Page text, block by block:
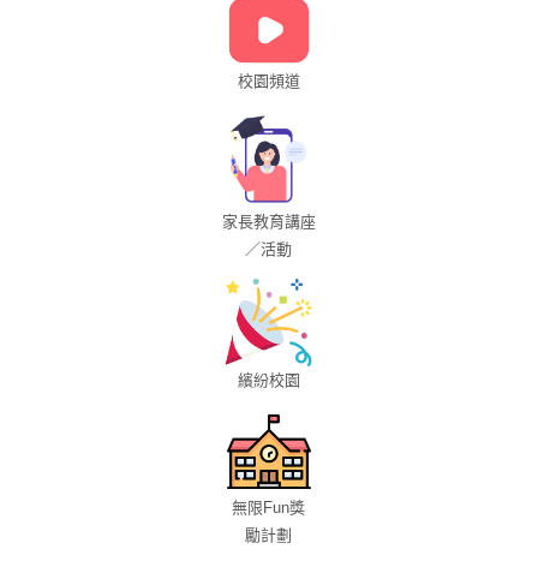
校園頻道
家長教育講座
／活動
繽紛校園
無限Fun獎
勵計劃